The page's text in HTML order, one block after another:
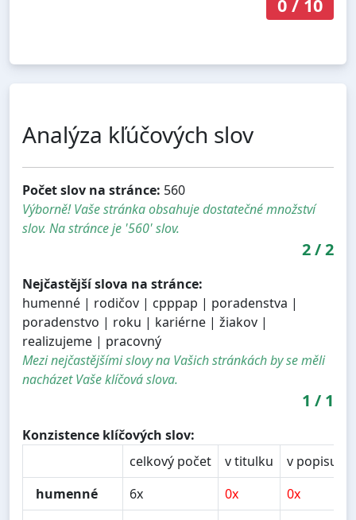
0/ 10
Analýza kľúčových slov
Počet slov na stránce: 560
Výborně! Vaše stránka obsahuje dostatečné množství
slov. Na stránce je '560' slov.
2/2
Nejčastější slova na stránce:
humenné | rodičov | cpppap | poradenstva |
poradenstvo | roku | kariérne | žiakov |
realizujeme | pracovný
Mezi nejčastějšími slovy na Vašich stránkách by se měli
nacházet Vaše klíčová slova.
1 / 1
Konzistence klíčových slov:
celkový počet
v titulku v popisu
humenné
6x 0x 0x